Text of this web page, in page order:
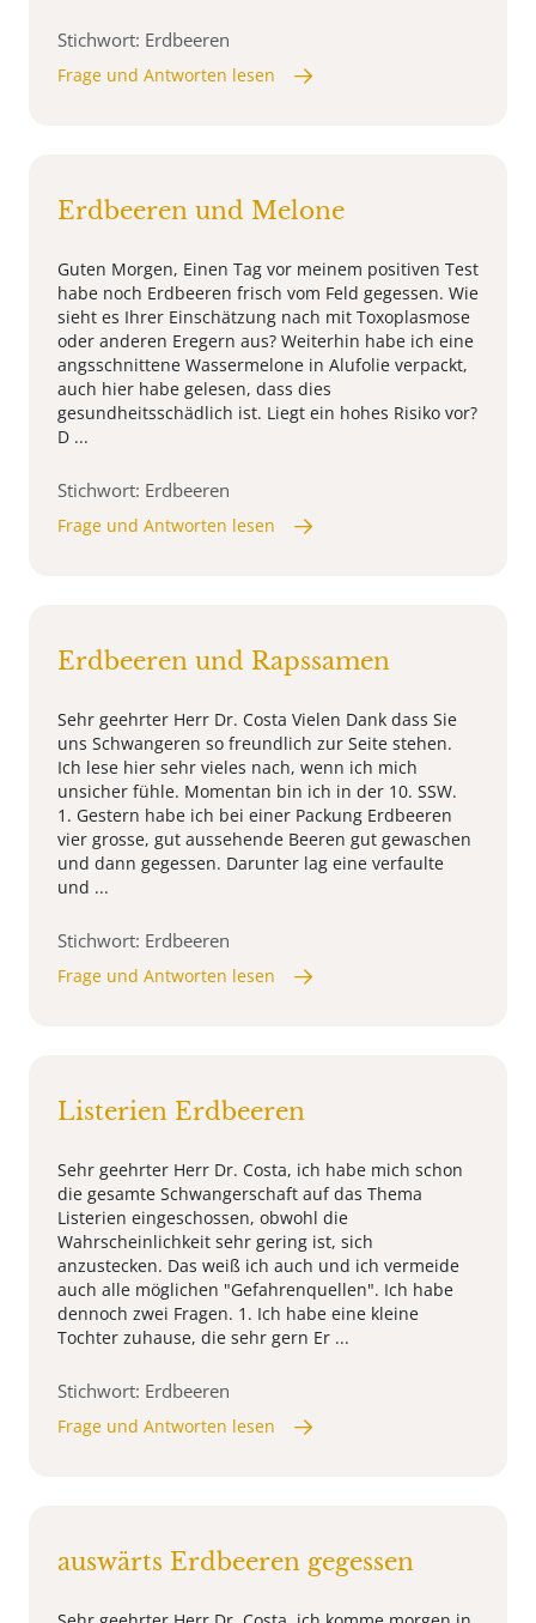
Stichwort: Erdbeeren
Frage und Antworten lesen
Erdbeeren und Melone
Guten Morgen, Einen Tag vor meinem positiven Test
habe noch Erdbeeren frisch vom Feld gegessen. Wie
sieht es Ihrer Einschätzung nach mit Toxoplasmose
oder anderen Eregern aus? Weiterhin habe ich eine
angsschnittene Wassermelone in Alufolie verpackt,
auch hier habe gelesen, dass dies
gesundheitsschädlich ist. Liegt ein hohes Risiko vor?
D ...
Stichwort: Erdbeeren
Frage und Antworten lesen
Erdbeeren und Rapssamen
Sehr geehrter Herr Dr. Costa Vielen Dank dass Sie
uns Schwangeren so freundlich zur Seite stehen.
Ich lese hier sehr vieles nach, wenn ich mich
unsicher fühle. Momentan bin ich in der 10. SSW.
1. Gestern habe ich bei einer Packung Erdbeeren
vier grosse, gut aussehende Beeren gut gewaschen
und dann gegessen. Darunter lag eine verfaulte
und ...
Stichwort: Erdbeeren
Frage und Antworten lesen
Listerien Erdbeeren
Sehr geehrter Herr Dr. Costa, ich habe mich schon
die gesamte Schwangerschaft auf das Thema
Listerien eingeschossen, obwohl die
Wahrscheinlichkeit sehr gering ist, sich
anzustecken. Das weiß ich auch und ich vermeide
auch alle möglichen "Gefahrenquellen". Ich habe
dennoch zwei Fragen. 1. Ich habe eine kleine
Tochter zuhause, die sehr gern Er ...
Stichwort: Erdbeeren
Frage und Antworten lesen
auswärts Erdbeeren gegessen